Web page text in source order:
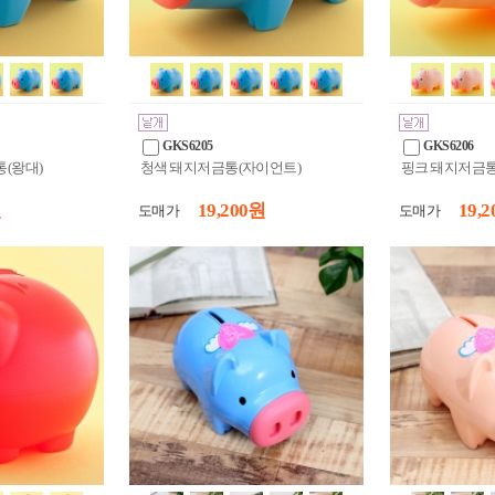
(왕대)
GKS6205
청색 돼지저금통(자이언트)
도매가 19,200 원
GKS6206
핑크 돼지저금
도매가